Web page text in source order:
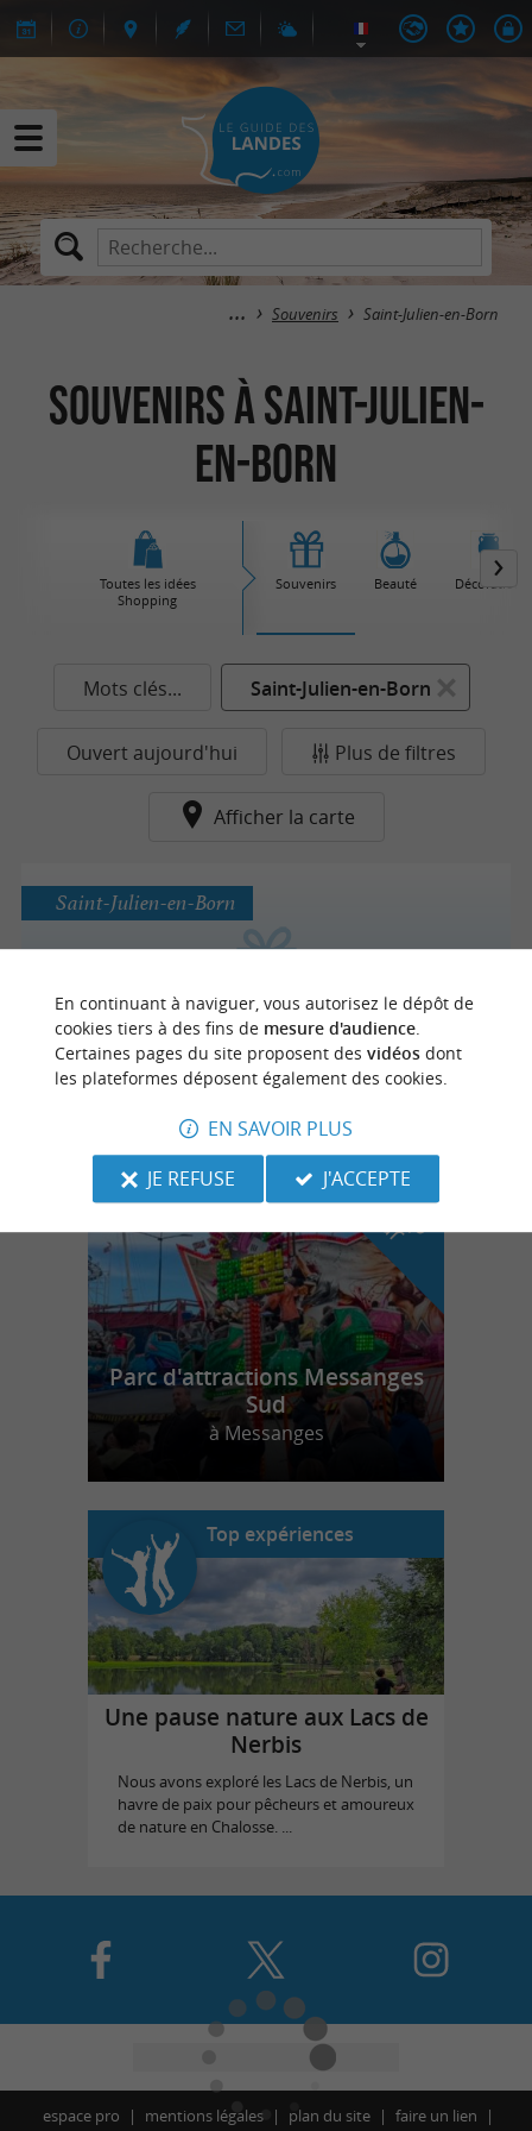
Souvenirs Saint-Julien-en-Born
Souvenirs à Saint-Julien-
en-Born
Toutes les idées
Shopping
Souvenirs Beauté Décoration
Mots clés... Saint-Julien-en-Born
Ouvert aujourd'hui Plus de filtres
Afficher la carte
Côté Phare Contis
Saint-Julien-en-Born
n
o
t
r
e
c
o
u
p
d
e
c
o
e
u
r
Parc d'attractions Messanges
Sud
à Messanges
Top expériences
Une pause nature aux Lacs de
Nerbis
Nous avons exploré les Lacs de Nerbis, un
havre de paix pour pêcheurs et amoureux
de nature en Chalosse. ...
espace pro mentions légales plan du site faire un lien
En continuant à naviguer, vous autorisez le dépôt de
cookies tiers à des fins de mesure d'audience.
Certaines pages du site proposent des vidéosdont
les plateformes déposent également des cookies.
EN SAVOIR PLUS
JE REFUSE
J'ACCEPTE